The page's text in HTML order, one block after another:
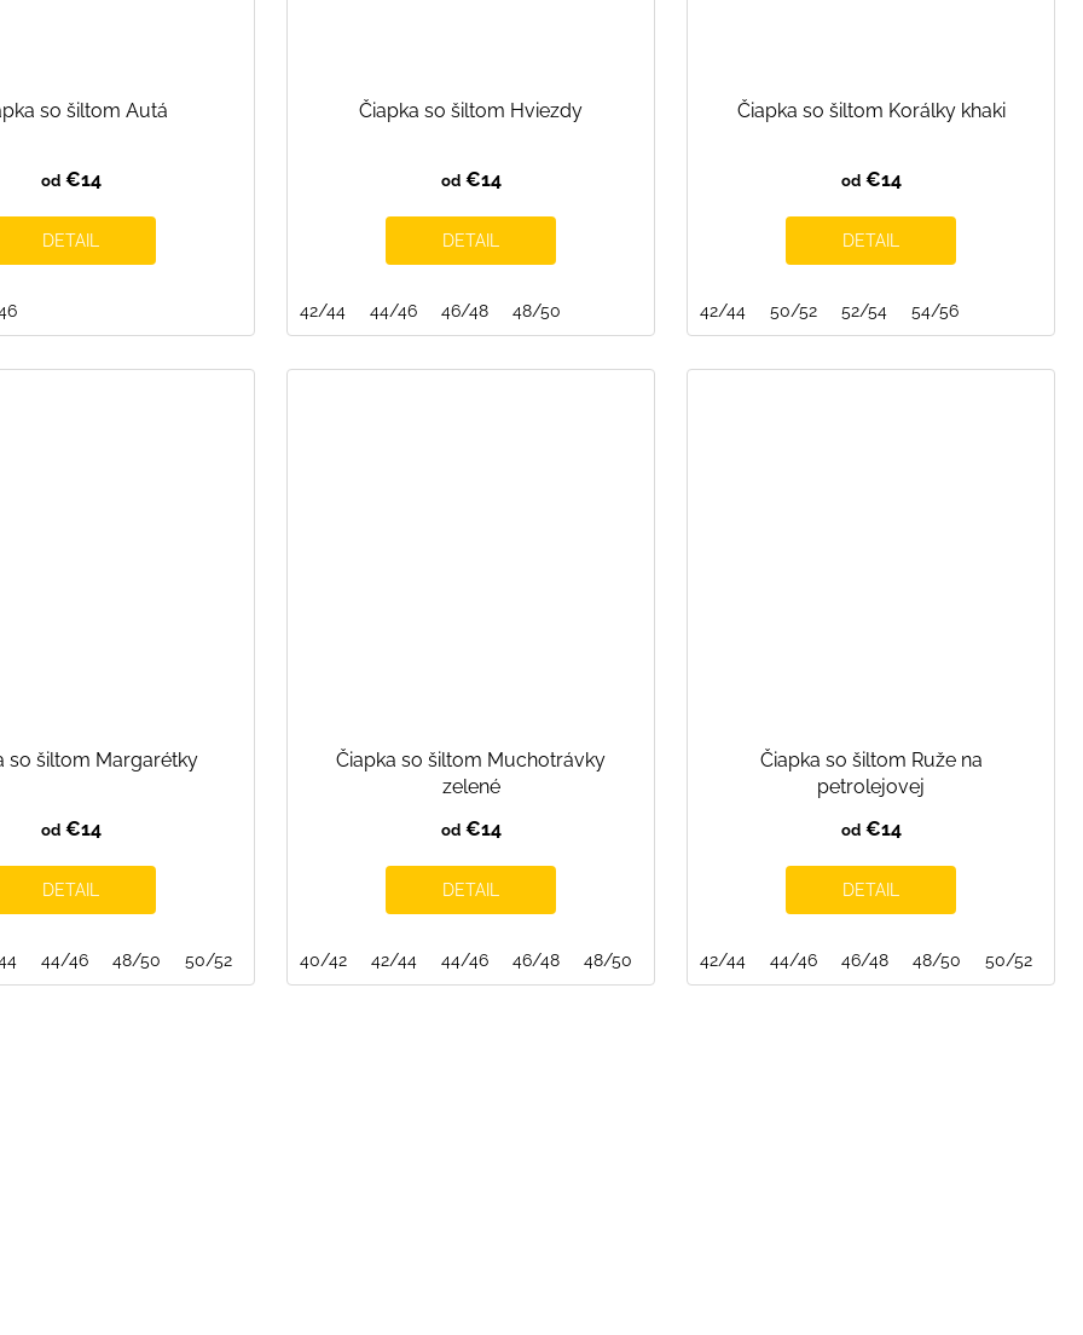
so šiltom Autá
od€14
DETAIL
Čiapka so šiltom Hviezdy
od€14
DETAIL
42/44 44/46 46/48 48/50
Čiapka so šiltom Korálky khaki
od€14
DETAIL
42/44 50/52 52/54 54/56
52/54 54/56
so šiltom Margarétky
od€14
DETAIL
44/46 48/50 50/52 52/54 54/56
Čiapka so šiltom Muchotrávky
zelené
od€14
DETAIL
40/42 42/44 44/46 46/48 48/50 50/52 52/54 54/56
Čiapka so šiltom Ruže na
petrolejovej
od€14
DETAIL
42/44 44/46 46/48 48/50 50/52